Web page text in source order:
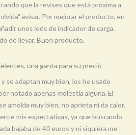
que la revises que está próxima a
avisar. Por mejorar el producto, en
unos leds de indicador de carga.
de llevar. Buen producto.
una ganta para su precio
se adaptan muy bien, los he usado
notado apenas molestia alguna. El
amolda muy bien, no aprieta ni da calor.
mis expectativas, ya que buscando
bajaba de 40 euros y ni siquiera me